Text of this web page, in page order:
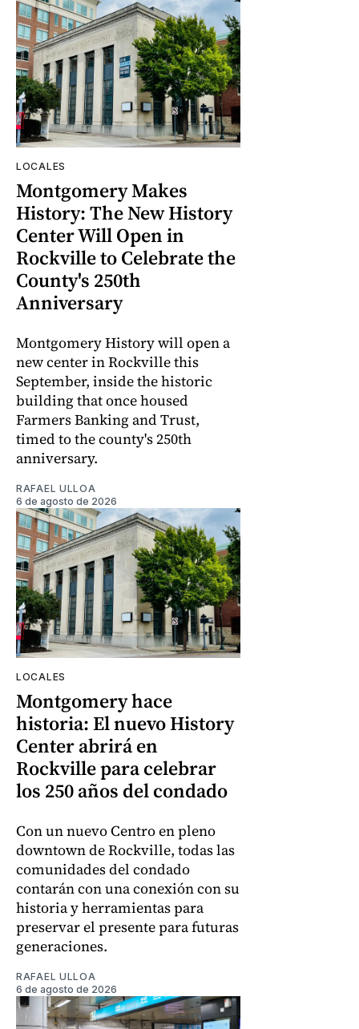
LOCALES
Montgomery Makes
History: The New History
Center Will Open in
Rockville to Celebrate the
County's 250th
Anniversary
Montgomery History will open a
new center in Rockville this
September, inside the historic
building that once housed
Farmers Banking and Trust,
timed to the county's 250th
anniversary.
RAFAEL ULLOA
6 de agosto de 2026
LOCALES
Montgomery hace
historia: El nuevo History
Center abrirá en
Rockville para celebrar
los 250 años del condado
Con un nuevo Centro en pleno
downtown de Rockville, todas las
comunidades del condado
contarán con una conexión con su
historia y herramientas para
preservar el presente para futuras
generaciones.
RAFAEL ULLOA
6 de agosto de 2026